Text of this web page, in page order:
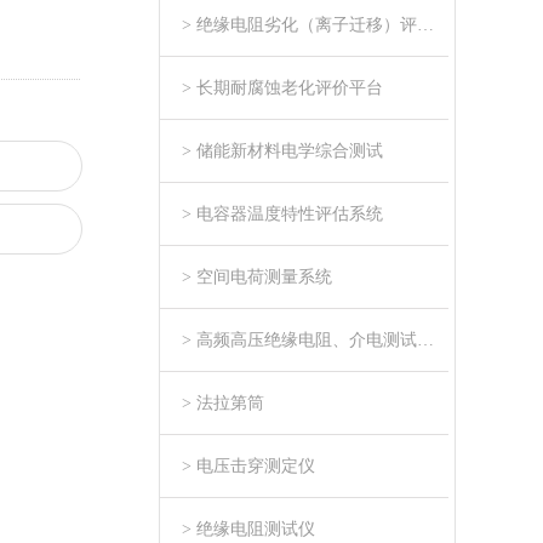
> 绝缘电阻劣化（离子迁移）评估系统
> 长期耐腐蚀老化评价平台
> 储能新材料电学综合测试
> 电容器温度特性评估系统
> 空间电荷测量系统
> 高频高压绝缘电阻、介电测试系统
> 法拉第筒
> 电压击穿测定仪
> 绝缘电阻测试仪